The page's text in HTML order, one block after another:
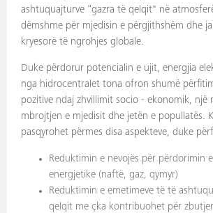
ashtuquajturve “gazra të qelqit" në
dëmshme për mjedisin e përgjithshëm dhe
kryesorë të ngrohjes globale.
Duke përdorur potencialin e ujit, energjia
nga hidrocentralet tona ofron shumë
pozitive ndaj zhvillimit socio - ekonomik, një
mbrojtjen e mjedisit dhe jetën e popullatës.
pasqyrohet përmes disa aspekteve, duke
Reduktimin e nevojës për përdorimin
energjetike (naftë, gaz, qymyr)
Reduktimin e emetimeve të të
qelqit me çka kontribuohet për